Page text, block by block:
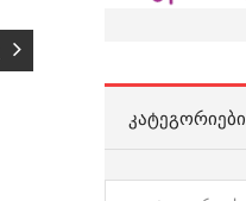
ᲙᲐᲢᲔᲒᲝᲠᲘᲔᲑᲘ
კატეგორიები